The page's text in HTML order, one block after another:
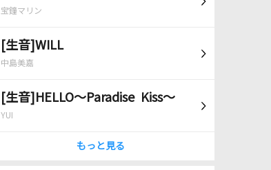
宝鐘マリン
[生音]WILL
中島美嘉
[生音]HELLO～Paradise Kiss～
YUI
もっと見る